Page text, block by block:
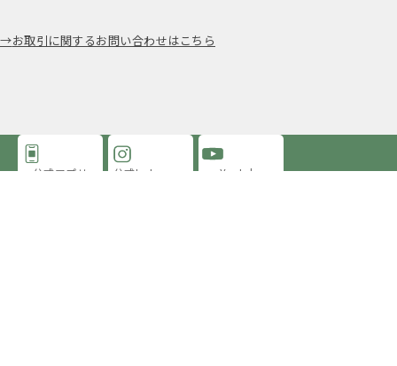
お取引に関するお問い合わせはこちら
公式アプリ 公式Instagram Youtube